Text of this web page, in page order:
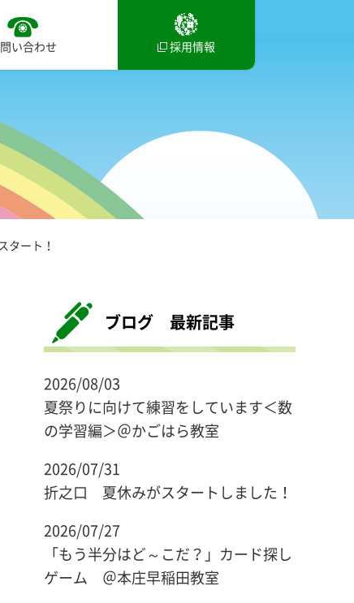
い合わせ 採用情報
タート！
ブログ 最新記事
2026/08/03
夏祭りに向けて練習をしています＜数
の学習編＞＠かごはら教室
2026/07/31
折之口 夏休みがスタートしました！
2026/07/27
「もう半分はど～こだ？」カード探し
ゲーム ＠本庄早稲田教室